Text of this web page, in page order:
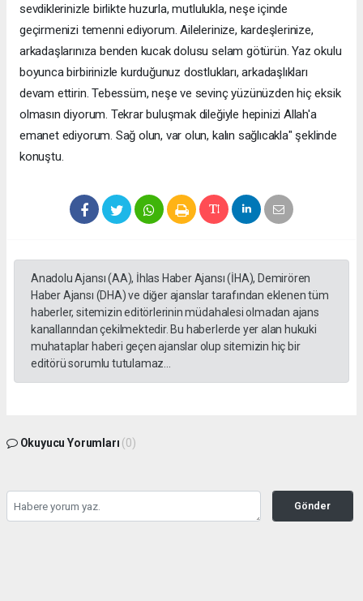
sevdiklerinizle birlikte huzurla, mutlulukla, neşe içinde
geçirmenizi temenni ediyorum. Ailelerinize, kardeşlerinize,
arkadaşlarınıza benden kucak dolusu selam götürün. Yaz okulu
boyunca birbirinizle kurduğunuz dostlukları, arkadaşlıkları
devam ettirin. Tebessüm, neşe ve sevinç yüzünüzden hiç eksik
olmasın diyorum. Tekrar buluşmak dileğiyle hepinizi Allah'a
emanet ediyorum. Sağ olun, var olun, kalın sağlıcakla" şeklinde
konuştu.
Anadolu Ajansı (AA), İhlas Haber Ajansı (İHA), Demirören
Haber Ajansı (DHA) ve diğer ajanslar tarafından eklenen tüm
haberler, sitemizin editörlerinin müdahalesi olmadan ajans
kanallarından çekilmektedir. Bu haberlerde yer alan hukuki
muhataplar haberi geçen ajanslar olup sitemizin hiç bir
editörü sorumlu tutulamaz...
Okuyucu Yorumları (0)
Gönder